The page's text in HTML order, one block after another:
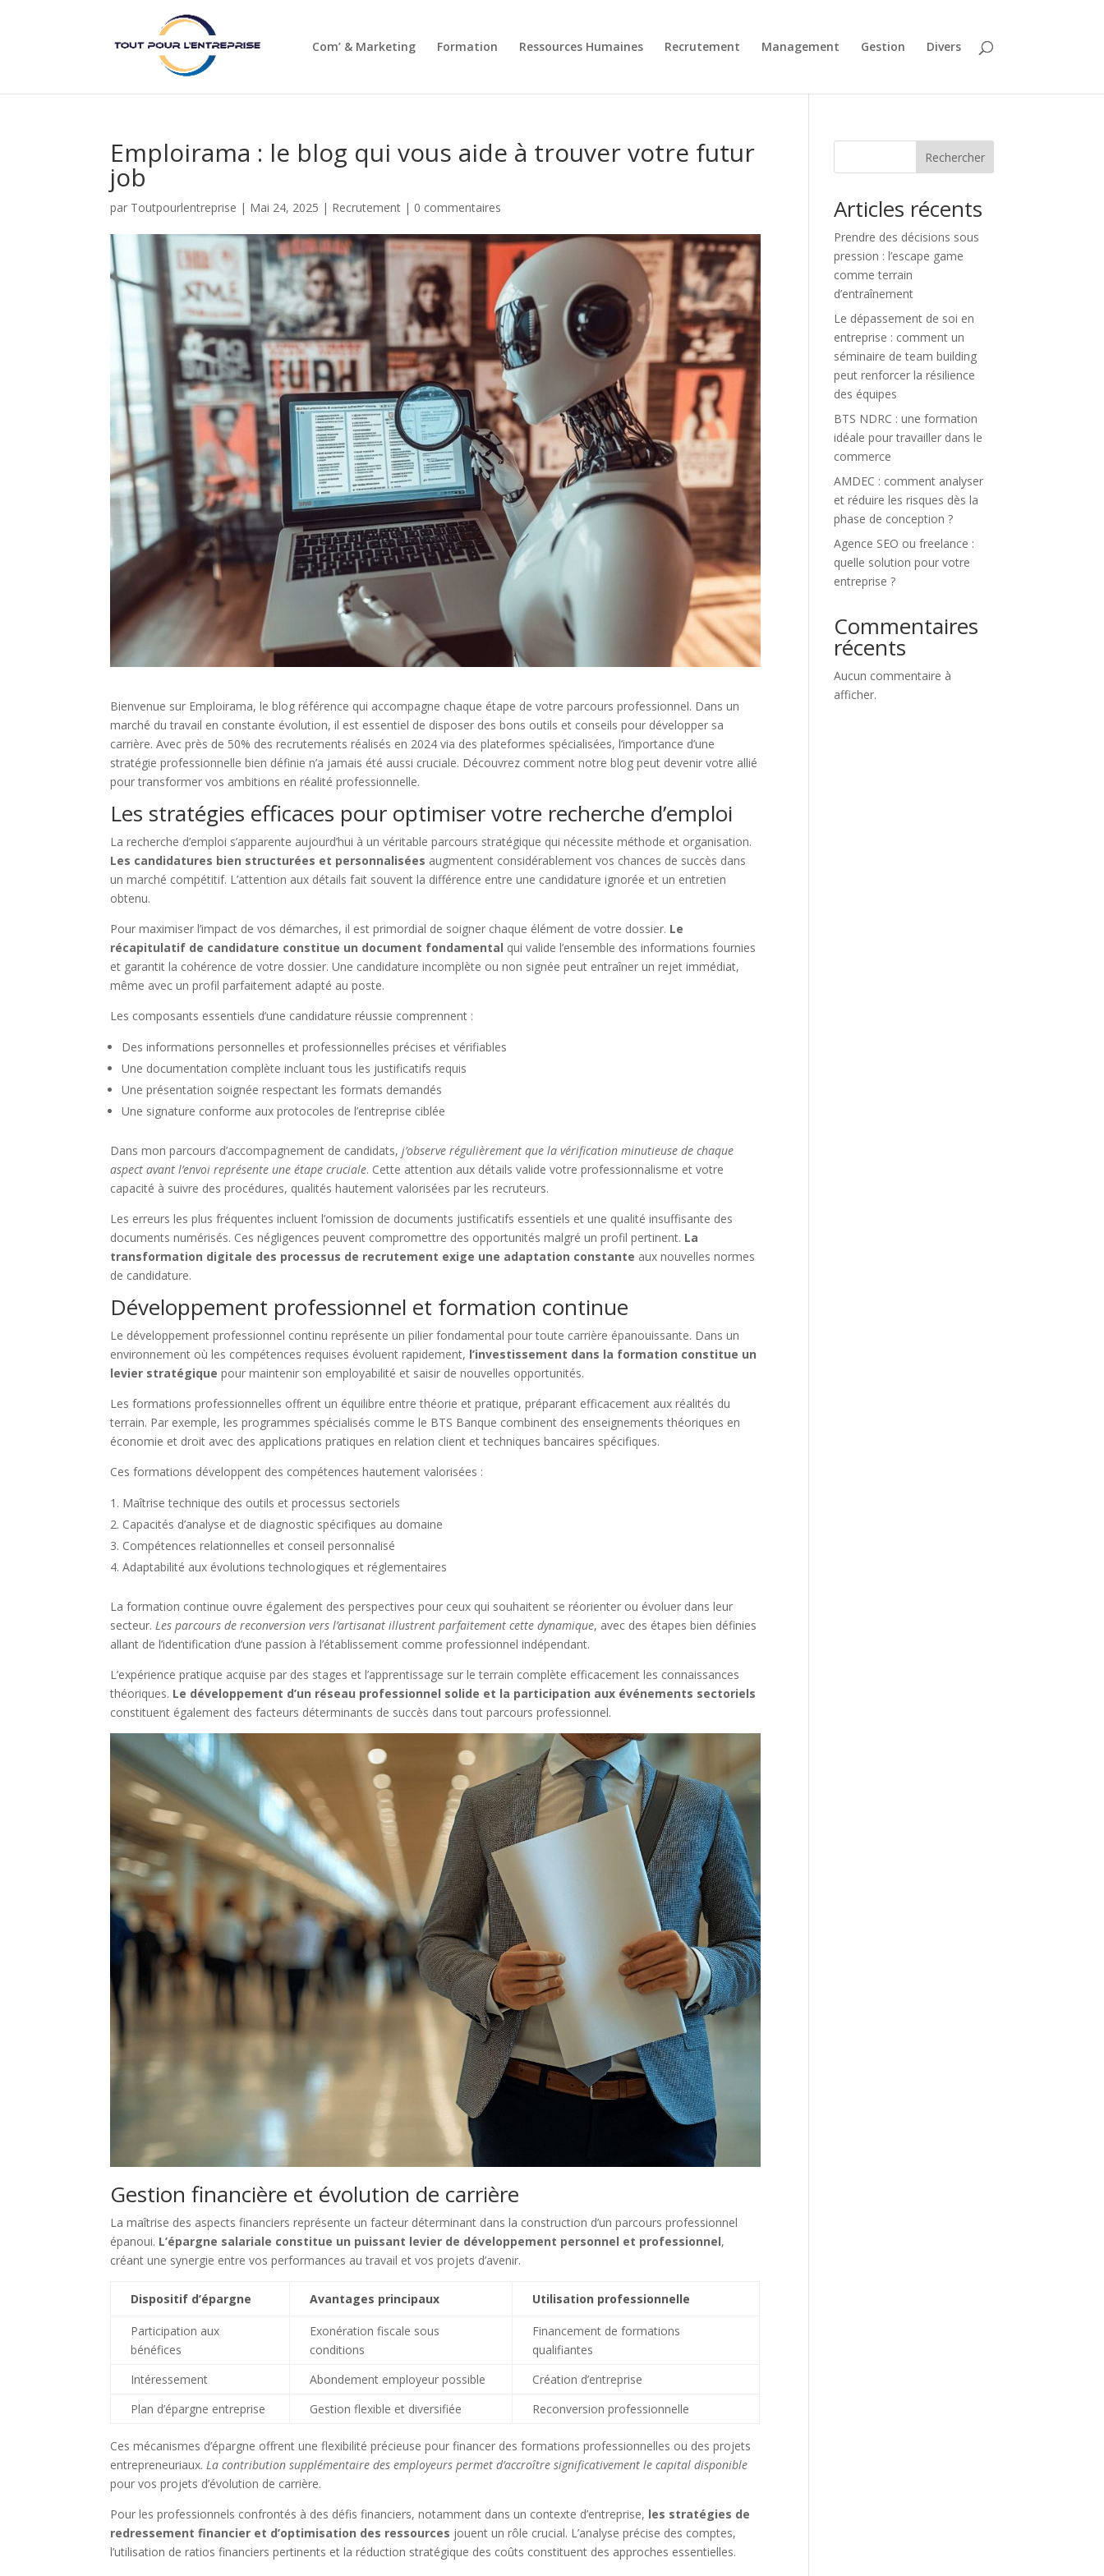
Com’ & Marketing Formation Ressources Humaines Recrutement Management Gestion Divers
Emploirama : le blog qui vous aide à trouver votre futur
job
par Toutpourlentreprise | Mai 24, 2025 | Recrutement | 0 commentaires
Bienvenue sur Emploirama, le blog référence qui accompagne chaque étape de votre parcours professionnel. Dans un
marché du travail en constante évolution, il est essentiel de disposer des bons outils et conseils pour développer sa
carrière. Avec près de 50% des recrutements réalisés en 2024 via des plateformes spécialisées, l’importance d’une
stratégie professionnelle bien définie n’a jamais été aussi cruciale. Découvrez comment notre blog peut devenir votre allié
pour transformer vos ambitions en réalité professionnelle.
Les stratégies efficaces pour optimiser votre recherche d’emploi
La recherche d’emploi s’apparente aujourd’hui à un véritable parcours stratégique qui nécessite méthode et organisation.
Les candidatures bien structurées et personnalisées augmentent considérablement vos chances de succès dans
un marché compétitif. L’attention aux détails fait souvent la différence entre une candidature ignorée et un entretien
obtenu.
Pour maximiser l’impact de vos démarches, il est primordial de soigner chaque élément de votre dossier. Le
récapitulatif de candidature constitue un document fondamental qui valide l’ensemble des informations fournies
et garantit la cohérence de votre dossier. Une candidature incomplète ou non signée peut entraîner un rejet immédiat,
même avec un profil parfaitement adapté au poste.
Les composants essentiels d’une candidature réussie comprennent :
Des informations personnelles et professionnelles précises et vérifiables
Une documentation complète incluant tous les justificatifs requis
Une présentation soignée respectant les formats demandés
Une signature conforme aux protocoles de l’entreprise ciblée
Dans mon parcours d’accompagnement de candidats,j’observe régulièrement que la vérification minutieuse de chaque
aspect avant l’envoi représente une étape cruciale. Cette attention aux détails valide votre professionnalisme et votre
capacité à suivre des procédures, qualités hautement valorisées par les recruteurs.
Les erreurs les plus fréquentes incluent l’omission de documents justificatifs essentiels et une qualité insuffisante des
documents numérisés. Ces négligences peuvent compromettre des opportunités malgré un profil pertinent. La
transformation digitale des processus de recrutement exige une adaptation constante aux nouvelles normes
de candidature.
Développement professionnel et formation continue
Le développement professionnel continu représente un pilier fondamental pour toute carrière épanouissante. Dans un
environnement où les compétences requises évoluent rapidement, l’investissement dans la formation constitue un
levier stratégique pour maintenir son employabilité et saisir de nouvelles opportunités.
Les formations professionnelles offrent un équilibre entre théorie et pratique, préparant efficacement aux réalités du
terrain. Par exemple, les programmes spécialisés comme le BTS Banque combinent des enseignements théoriques en
économie et droit avec des applications pratiques en relation client et techniques bancaires spécifiques.
Ces formations développent des compétences hautement valorisées :
Maîtrise technique des outils et processus sectoriels
Capacités d’analyse et de diagnostic spécifiques au domaine
Compétences relationnelles et conseil personnalisé
Adaptabilité aux évolutions technologiques et réglementaires
La formation continue ouvre également des perspectives pour ceux qui souhaitent se réorienter ou évoluer dans leur
secteur.Les parcours de reconversion vers l’artisanat illustrent parfaitement cette dynamique, avec des étapes bien définies
allant de l’identification d’une passion à l’établissement comme professionnel indépendant.
L’expérience pratique acquise par des stages et l’apprentissage sur le terrain complète efficacement les connaissances
théoriques. Le développement d’un réseau professionnel solide et la participation aux événements sectoriels
constituent également des facteurs déterminants de succès dans tout parcours professionnel.
Gestion financière et évolution de carrière
La maîtrise des aspects financiers représente un facteur déterminant dans la construction d’un parcours professionnel
épanoui. L’épargne salariale constitue un puissant levier de développement personnel et professionnel,
créant une synergie entre vos performances au travail et vos projets d’avenir.
Dispositif d’épargne Avantages principaux Utilisation professionnelle
Participation aux
bénéfices
Exonération fiscale sous
conditions
Financement de formations
qualifiantes
Intéressement
Abondement employeur possible
Création d’entreprise
Plan d’épargne entreprise
Gestion flexible et diversifiée Reconversion professionnelle
Ces mécanismes d’épargne offrent une flexibilité précieuse pour financer des formations professionnelles ou des projets
entrepreneuriaux.La contribution supplémentaire des employeurs permet d’accroître significativement le capital disponible
pour vos projets d’évolution de carrière.
Pour les professionnels confrontés à des défis financiers, notamment dans un contexte d’entreprise, les stratégies de
redressement financier et d’optimisation des ressources jouent un rôle crucial. L’analyse précise des comptes,
l’utilisation de ratios financiers pertinents et la réduction stratégique des coûts constituent des approches essentielles.
Rechercher
Articles récents
Prendre des décisions sous
pression : l’escape game
comme terrain
d’entraînement
Le dépassement de soi en
entreprise : comment un
séminaire de team building
peut renforcer la résilience
des équipes
BTS NDRC : une formation
idéale pour travailler dans le
commerce
AMDEC : comment analyser
et réduire les risques dès la
phase de conception ?
Agence SEO ou freelance :
quelle solution pour votre
entreprise ?
Commentaires
récents
Aucun commentaire à
afficher.